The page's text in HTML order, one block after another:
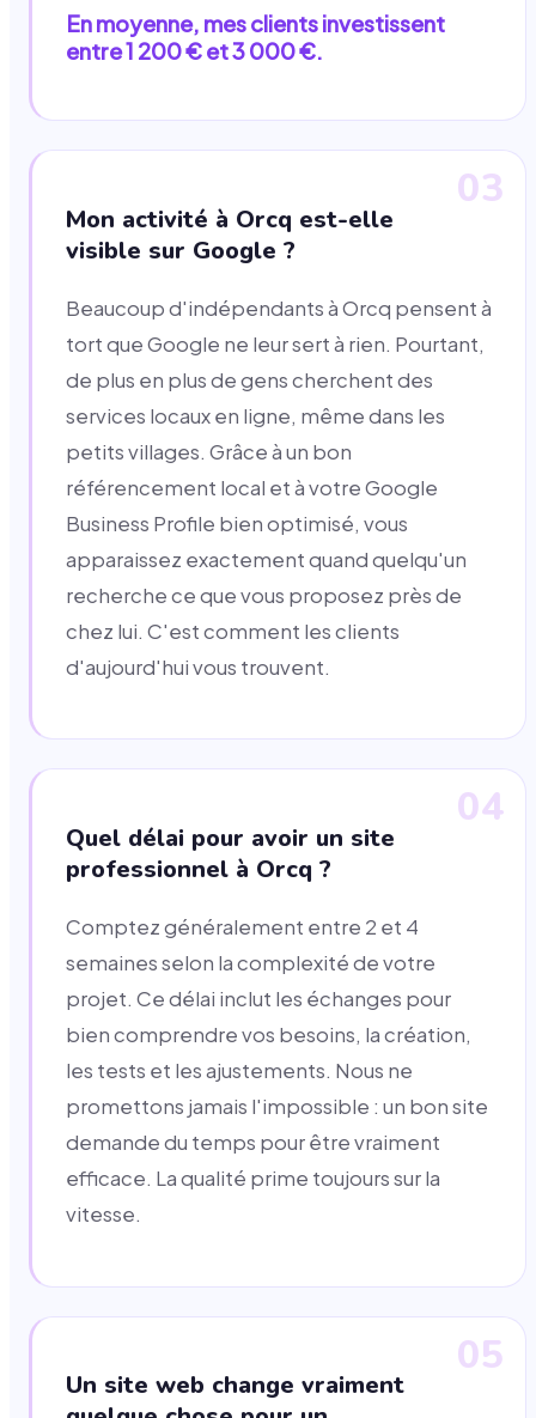
En moyenne, mes clients investissent
entre 1 200 € et 3 000 €.
03
Mon activité à Orcq est-elle
visible sur Google ?
Beaucoup d'indépendants à Orcq pensent à
tort que Google ne leur sert à rien. Pourtant,
de plus en plus de gens cherchent des
services locaux en ligne, même dans les
petits villages. Grâce à un bon
référencement local et à votre Google
Business Profile bien optimisé, vous
apparaissez exactement quand quelqu'un
recherche ce que vous proposez près de
chez lui. C'est comment les clients
d'aujourd'hui vous trouvent.
04
Quel délai pour avoir un site
professionnel à Orcq ?
Comptez généralement entre 2 et 4
semaines selon la complexité de votre
projet. Ce délai inclut les échanges pour
bien comprendre vos besoins, la création,
les tests et les ajustements. Nous ne
promettons jamais l'impossible : un bon site
demande du temps pour être vraiment
efficace. La qualité prime toujours sur la
vitesse.
05
Un site web change vraiment